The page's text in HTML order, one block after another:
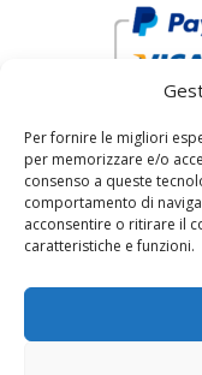
Per fornire le migliori
per memorizzare e/o
consenso a queste
comportamento di
acconsentire o ritirare il
caratteristiche e funzioni.
reCAPTCHA Google’s